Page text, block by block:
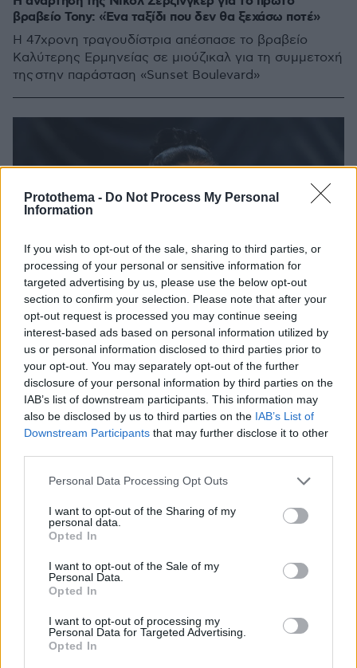
Protothema - Do Not Process My Personal
Information
If you wish to opt-out of the sale, sharing to third parties, or
processing of your personal or sensitive information for
targeted advertising by us, please use the below opt-out
section to confirm your selection. Please note that after your
opt-out request is processed you may continue seeing
interest-based ads based on personal information utilized by
us or personal information disclosed to third parties prior to
your opt-out. You may separately opt-out of the further
disclosure of your personal information by third parties on the
IAB’s list of downstream participants. This information may
also be disclosed by us to third parties on the IAB’s List of
Downstream Participants that may further disclose it to other
Please note that this website/app uses one or more Google
not limited to your visit or usage behaviour. You may click to
grant or deny consent to Google and its third-party tags to
use your data for below specified purposes in below Google
consent section.
Personal Data Processing Opt Outs
I want to opt-out of the Sharing of my
personal data.
Opted In
I want to opt-out of the Sale of my
Personal Data.
Opted In
I want to opt-out of processing my
Personal Data for Targeted Advertising.
Opted In
βραβείο Tony: «Ένα ταξίδι που δεν θα ξεχάσω ποτέ»
Η 47χρονη τραγουδίστρια απέσπασε το βραβείο
Καλύτερης Ερμηνείας σε μιούζικαλ για τη συμμετοχή
της στην παράσταση «Sunset Boulevard»
Η Νικόλ Σέρζινγκερ κέρδισε το πρώτο της Tony για το
δήλωσε
Η 47χρονη τραγουδίστρια απέσπασε το βραβείο
στην παράσταση «Sunset Boulevard»